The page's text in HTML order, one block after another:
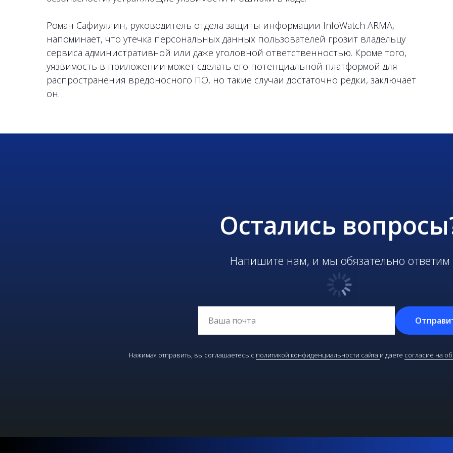
Роман Сафиуллин, руководитель отдела защиты информации InfoWatch ARMA,
напоминает, что утечка персональных данных пользователей грозит владельцу
сервиса административной или даже уголовной ответственностью. Кроме того,
уязвимость в приложении может сделать его потенциальной платформой для
распространения вредоносного ПО, но такие случаи достаточно редки, заключает
он.
Остались
Напишите нам, и мы обязательно ответим
Нажимая отправить, вы соглашаетесь с политикой конфиденциальности сайта и даете согласие на